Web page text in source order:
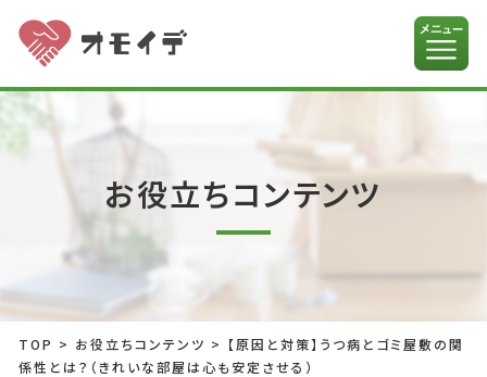
お役立ちコンテンツ
TOP > お役立ちコンテンツ > 【原因と対策】うつ病とゴミ屋敷の関
係性とは？（きれいな部屋は心も安定させる）